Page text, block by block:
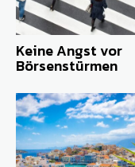
Keine Angst vor
Börsenstürmen